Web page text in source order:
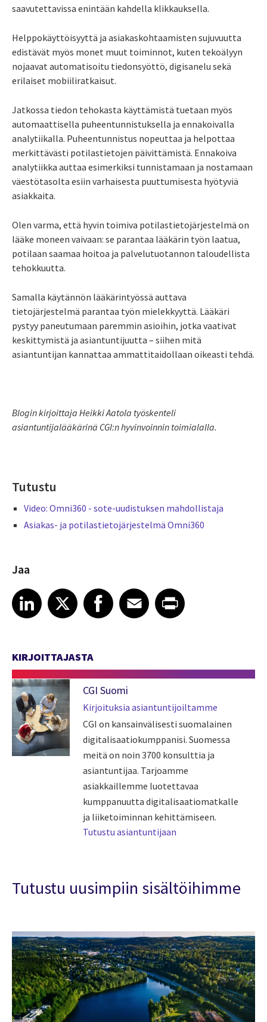
saavutettavissa enintään kahdella klikkauksella.
Helppokäyttöisyyttä ja asiakaskohtaamisten sujuvuutta
edistävät myös monet muut toiminnot, kuten tekoälyyn
nojaavat automatisoitu tiedonsyöttö, digisanelu sekä
erilaiset mobiiliratkaisut.
Jatkossa tiedon tehokasta käyttämistä tuetaan myös
automaattisella puheentunnistuksella ja ennakoivalla
analytiikalla. Puheentunnistus nopeuttaa ja helpottaa
merkittävästi potilastietojen päivittämistä. Ennakoiva
analytiikka auttaa esimerkiksi tunnistamaan ja nostamaan
väestötasolta esiin varhaisesta puuttumisesta hyötyviä
asiakkaita.
Olen varma, että hyvin toimiva potilastietojärjestelmä on
lääke moneen vaivaan: se parantaa lääkärin työn laatua,
potilaan saamaa hoitoa ja palvelutuotannon taloudellista
tehokkuutta.
Samalla käytännön lääkärintyössä auttava
tietojärjestelmä parantaa työn mielekkyyttä. Lääkäri
pystyy paneutumaan paremmin asioihin, jotka vaativat
keskittymistä ja asiantuntijuutta – siihen mitä
asiantuntijan kannattaa ammattitaidollaan oikeasti tehdä.
Blogin kirjoittaja Heikki Aatola työskenteli
asiantuntijalääkärinä CGI:n hyvinvoinnin toimialalla.
Tutustu
Video: Omni360 - sote-uudistuksen mahdollistaja
Asiakas- ja potilastietojärjestelmä Omni360
Jaa
Share article on LinkedIn
LinkedIn
Share article on XShare article on Facebook
Facebook
Share article on Email
EmailShare article on Print
KIRJOITTAJASTA
CGI Suomi
Kirjoituksia asiantuntijoiltamme
CGI on kansainvälisesti suomalainen
digitalisaatiokumppanisi. Suomessa
meitä on noin 3700 konsulttia ja
asiantuntijaa. Tarjoamme
asiakkaillemme luotettavaa
kumppanuutta digitalisaatiomatkalle
ja liiketoiminnan kehittämiseen.
Tutustu asiantuntijaan
Tutustu uusimpiin sisältöihimme